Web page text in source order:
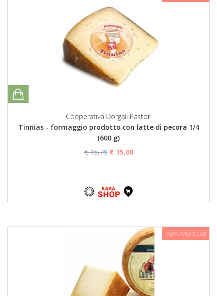
Cooperativa Dorgali Pastori
Tinnias - formaggio prodotto con latte di pecora 1/4
(600 g)
€ 15,79 € 15,00
RISPARMIO € 0,68